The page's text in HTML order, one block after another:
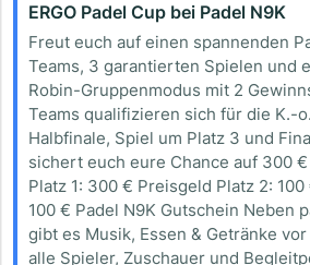
ERGO Padel Cup bei Padel N9K
Freut euch auf einen spannenden
Teams, 3 garantierten Spielen und
Robin-Gruppenmodus mit 2
Teams qualifizieren sich für die K.-
Halbfinale, Spiel um Platz 3 und
sichert euch eure Chance auf 300
Platz 1: 300 € Preisgeld Platz 2:
100 € Padel N9K Gutschein Neben
gibt es Musik, Essen & Getränke
alle Spieler, Zuschauer und